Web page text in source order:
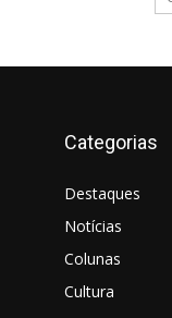
Categorias
Destaques
Notícias
Colunas
Cultura